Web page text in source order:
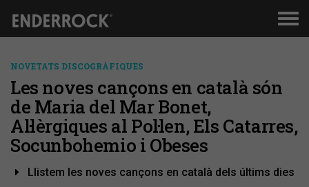
NOVETATS DISCOGRÀFIQUES
Les noves cançons en català són
de Maria del Mar Bonet,
Al·lèrgiques al Pol·len, Els Catarres,
Socunbohemio i Obeses
Llistem les noves cançons en català dels últims dies